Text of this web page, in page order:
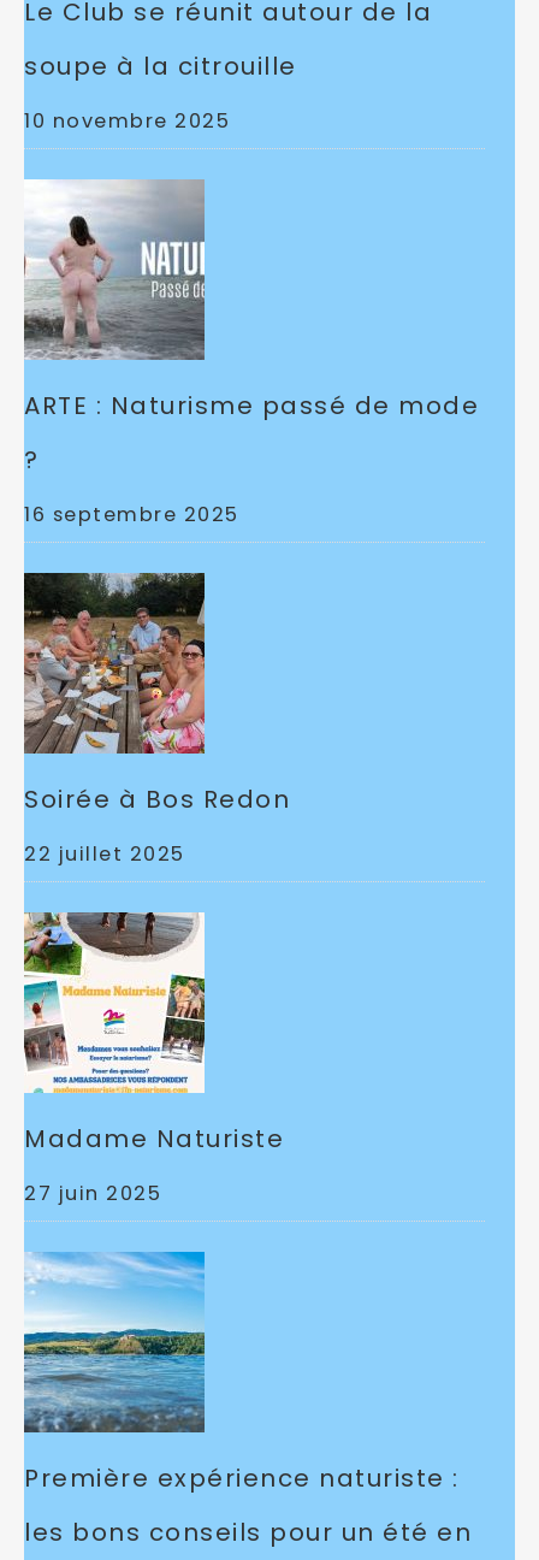
Le Club se réunit autour de la
soupe à la citrouille
10 novembre 2025
ARTE : Naturisme passé de mode
?
16 septembre 2025
Soirée à Bos Redon
22 juillet 2025
Madame Naturiste
27 juin 2025
Première expérience naturiste :
les bons conseils pour un été en